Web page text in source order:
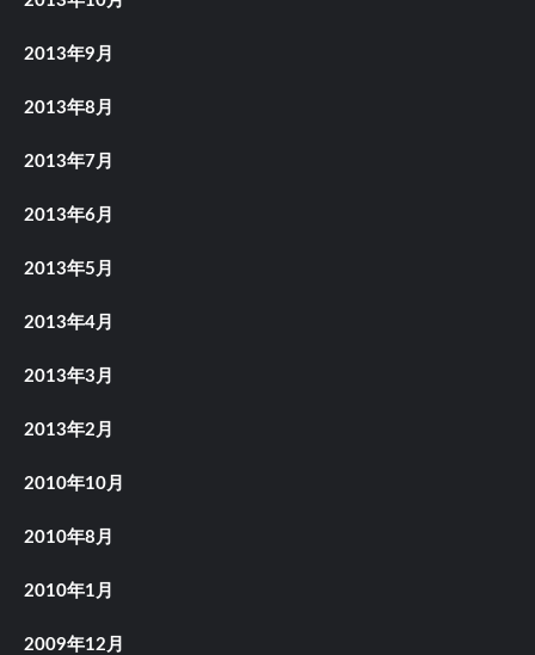
2013年9月
2013年8月
2013年7月
2013年6月
2013年5月
2013年4月
2013年3月
2013年2月
2010年10月
2010年8月
2010年1月
2009年12月